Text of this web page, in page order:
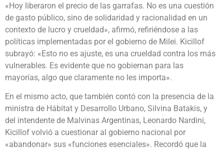
«Hoy liberaron el precio de las garrafas. No es una cuestión
de gasto público, sino de solidaridad y racionalidad en un
contexto de lucro y crueldad», afirmó, refiriéndose a las
políticas implementadas por el gobierno de Milei. Kicillof
subrayó: «Esto no es ajuste, es una crueldad contra los más
vulnerables. Es evidente que no gobiernan para las
mayorías, algo que claramente no les importa».
En el mismo acto, que también contó con la presencia de la
ministra de Hábitat y Desarrollo Urbano, Silvina Batakis, y
del intendente de Malvinas Argentinas, Leonardo Nardini,
Kicillof volvió a cuestionar al gobierno nacional por
«abandonar» sus «funciones esenciales». Recordó que la